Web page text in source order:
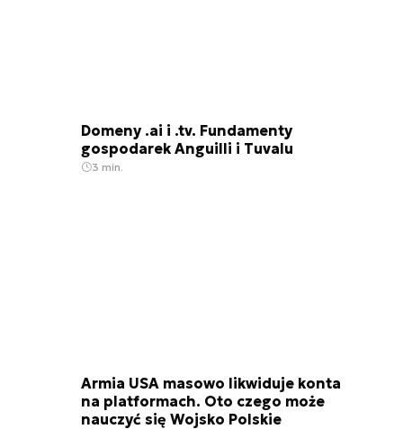
Domeny .ai i .tv. Fundamenty
gospodarek Anguilli i Tuvalu
3 min.
Armia USA masowo likwiduje konta
na platformach. Oto czego może
nauczyć się Wojsko Polskie